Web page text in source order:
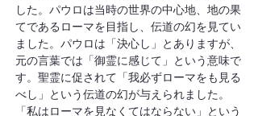
した。パウロは当時の世界の中心地、地の果
てであるローマを目指し、伝道の幻を見てい
ました。パウロは「決心し」とありますが、
元の言葉では「御霊に感じて」という意味で
す。聖霊に促されて「我必ずローマをも見る
べし」という伝道の幻が与えられました。
「私はローマを見なくてはならない」という